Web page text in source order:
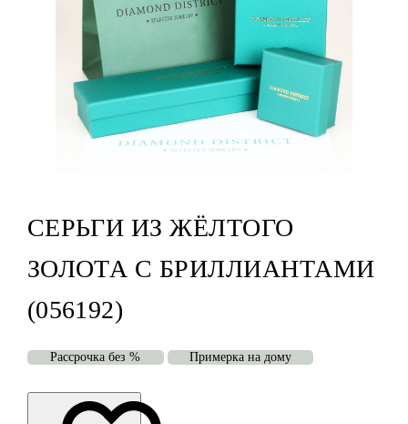
СЕРЬГИ ИЗ ЖЁЛТОГО
ЗОЛОТА С БРИЛЛИАНТАМИ
(056192)
Рассрочка без % Примерка на дому